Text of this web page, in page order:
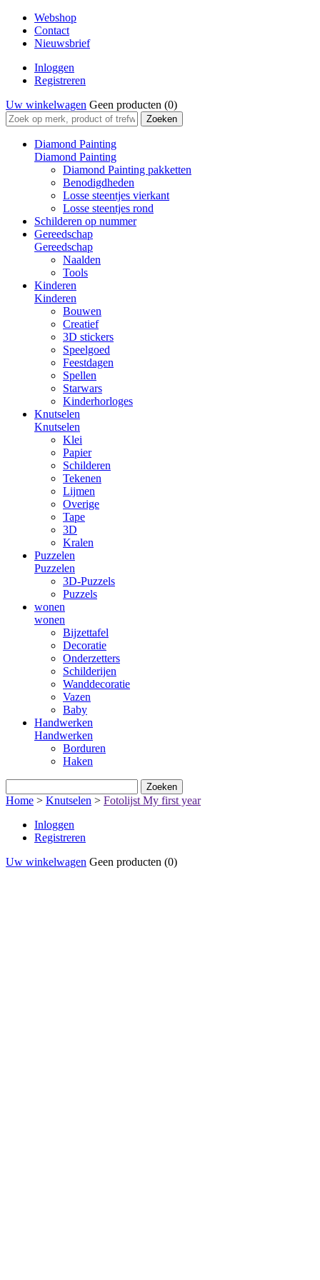
Webshop
Contact
Nieuwsbrief
Inloggen
Registreren
Uw winkelwagen Geen producten (0)
Zoeken
Diamond Painting
Diamond Painting
Diamond Painting pakketten
Benodigdheden
Losse steentjes vierkant
Losse steentjes rond
Schilderen op nummer
Gereedschap
Gereedschap
Naalden
Tools
Kinderen
Kinderen
Bouwen
Creatief
3D stickers
Speelgoed
Feestdagen
Spellen
Starwars
Kinderhorloges
Knutselen
Knutselen
Klei
Papier
Schilderen
Tekenen
Lijmen
Overige
Tape
3D
Kralen
Puzzelen
Puzzelen
3D-Puzzels
Puzzels
wonen
wonen
Bijzettafel
Decoratie
Onderzetters
Schilderijen
Wanddecoratie
Vazen
Baby
Handwerken
Handwerken
Borduren
Haken
Zoeken
Home > Knutselen > Fotolijst My first year
Inloggen
Registreren
Uw winkelwagen Geen producten (0)